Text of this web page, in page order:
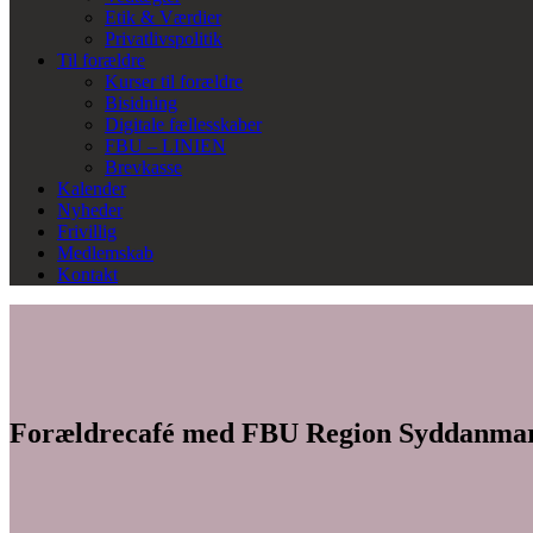
Etik & Værdier
Privatlivspolitik
Til forældre
Kurser til forældre
Bisidning
Digitale fællesskaber
FBU – LINIEN
Brevkasse
Kalender
Nyheder
Frivillig
Medlemskab
Kontakt
Forældrecafé med FBU Region